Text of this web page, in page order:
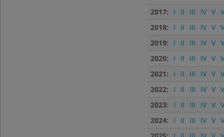
2017:
I II III IV V
2018:
I II III IV V
2019:
I II III IV V
2020:
I II III IV V
2021:
I II III IV V
2022:
I II III IV V
2023:
I II III IV V
2024:
I II III IV V